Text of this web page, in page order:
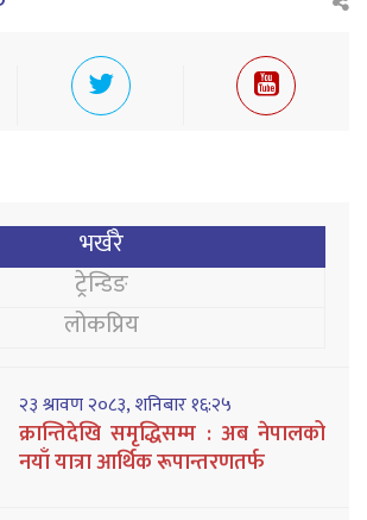
भर्खरै
ट्रेन्डिङ
लोकप्रिय
२३ श्रावण २०८३, शनिबार १६:२५
क्रान्तिदेखि समृद्धिसम्म : अब नेपालको
नयाँ यात्रा आर्थिक रूपान्तरणतर्फ